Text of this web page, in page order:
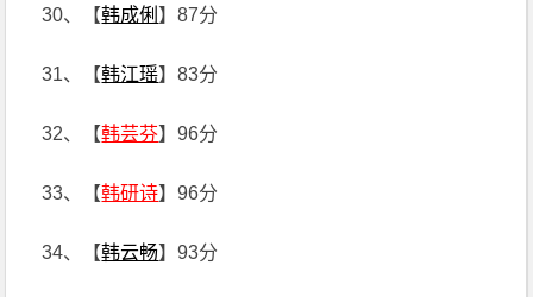
30、【韩成俐 】87分
31、【韩江瑶】83分
32、【韩芸芬】96分
33、【韩研诗】96分
34、【韩云畅】93分